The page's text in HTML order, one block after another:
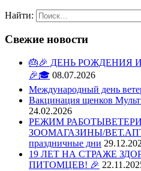
Найти:
Свежие новости
🎂🎉 ДЕНЬ РОЖДЕНИЯ
🎉🎓 08.07.2026
Международный день
Вакцинация щенков
24.02.2026
РЕЖИМ
ЗООМАГАЗИНЫ/
праздничные дни
19 ЛЕТ НА СТРАЖЕ
ПИТОМЦЕВ! 🎉